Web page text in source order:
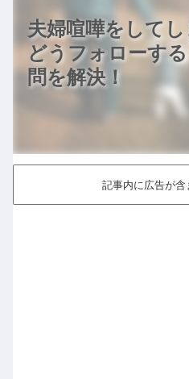
夫婦喧嘩をして
どうフォローす
問を解決！
記事内に広告が含